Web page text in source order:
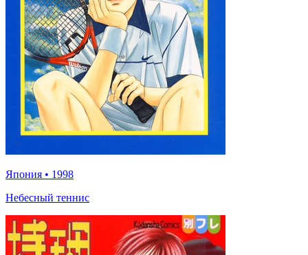
Япония • 1998
Небесный теннис